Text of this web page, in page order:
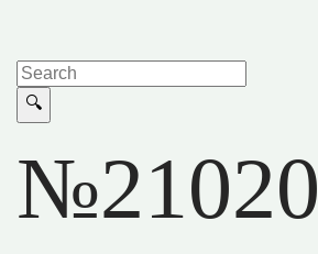
№21020